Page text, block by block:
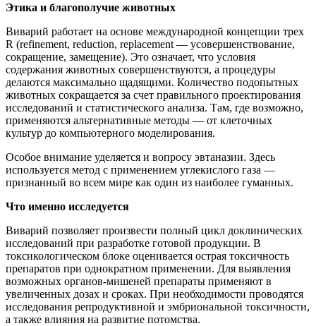
Этика и благополучие животных
Виварий работает на основе международной концепции трех
R (refinement, reduction, replacement — усовершенствование,
сокращение, замещение). Это означает, что условия
содержания животных совершенствуются, а процедуры
делаются максимально щадящими. Количество подопытных
животных сокращается за счет правильного проектирования
исследований и статистического анализа. Там, где возможно,
применяются альтернативные методы — от клеточных
культур до компьютерного моделирования.
Особое внимание уделяется и вопросу эвтаназии. Здесь
используется метод с применением углекислого газа —
признанный во всем мире как один из наиболее гуманных.
Что именно исследуется
Виварий позволяет произвести полный цикл доклинических
исследований при разработке готовой продукции. В
токсикологическом блоке оценивается острая токсичность
препаратов при однократном применении. Для выявления
возможных органов-мишеней препараты применяют в
увеличенных дозах и сроках. При необходимости проводятся
исследования репродуктивной и эмбриональной токсичности,
а также влияния на развитие потомства.